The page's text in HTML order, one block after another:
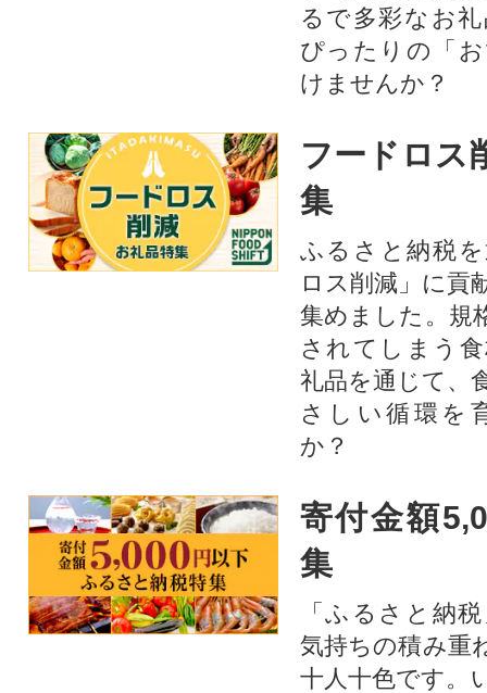
るで多彩なお
ぴったりの「
けませんか？
フードロス
集
ふるさと納税
ロス削減」に貢
集めました。規
されてしまう
礼品を通じて、
さしい循環を
か？​
寄付金額
集
「ふるさと納
気持ちの積み重
十人十色です。